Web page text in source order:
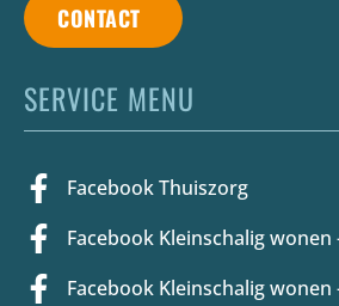
CONTACT
SERVICE MENU
Facebook Thuiszorg
Facebook Kleinschalig wonen
Facebook Kleinschalig